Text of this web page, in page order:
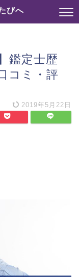
びへ
鑑定士歴
コミ・評
2019年5月22日